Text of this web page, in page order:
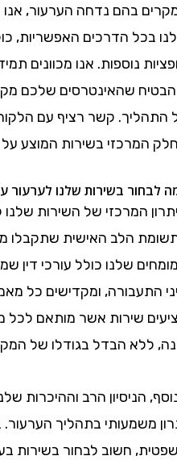
בהם נדחה הערעור, אנו
הדרכים האפשריות, כולל
נוספות. אנו מכוונים
שהאינטרסים שלכם
קשר רציף עם הלקוחות
בשירות המוצע על ידינו.
בשירות שלנו לערעור על
המרכזי של השירות שלנו
הלב האישית שתקבלו
שלנו כולל עורכי דין
ומקדישים כל מאמץ
שירות אשר מותאם לכל מקרה
הבדל בגודלו של המקרה.
הרב וההיכרות שלנו
בתהליך הערעור.
חשוב לבחור בשירות בעל